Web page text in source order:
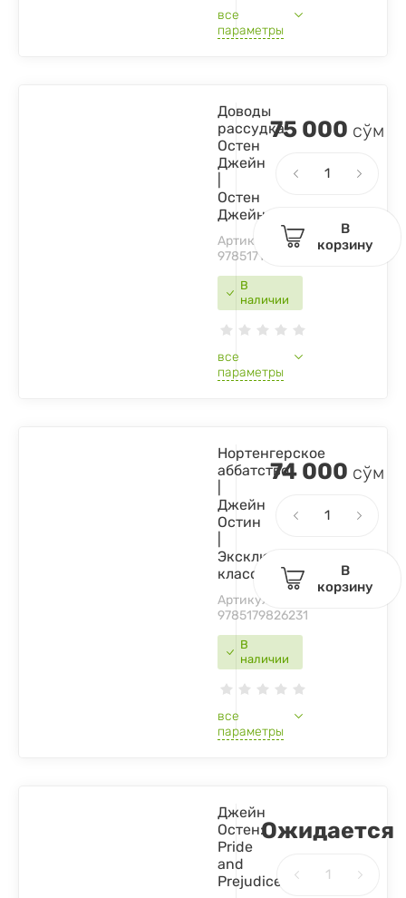
все
параметры
В
наличии
Доводы
рассудка.
Остен
Джейн
Остен
Джейн
Артикул:
9785171156237
все
параметры
75 000 сўм
В
корзину
В
наличии
Нортенгерское
аббатство
Джейн
Остин
Эксклюзивная
классика
Артикул:
9785179826231
все
параметры
74 000 сўм
В
корзину
Джейн
Остен:
Pride
and
Prejudice
Ожидается